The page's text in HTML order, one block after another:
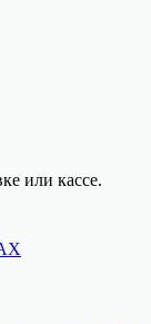
или кассе.